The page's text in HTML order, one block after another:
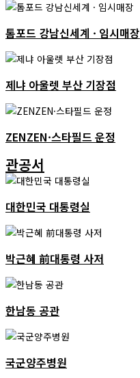
톰포드 강남신세계 · 임시매장
제냐 아울렛 부산 기장점
ZENZEN·스타필드 운정
관공서
대한민국 대통령실
박근혜 前대통령 사저
한남동 공관
국군양주병원